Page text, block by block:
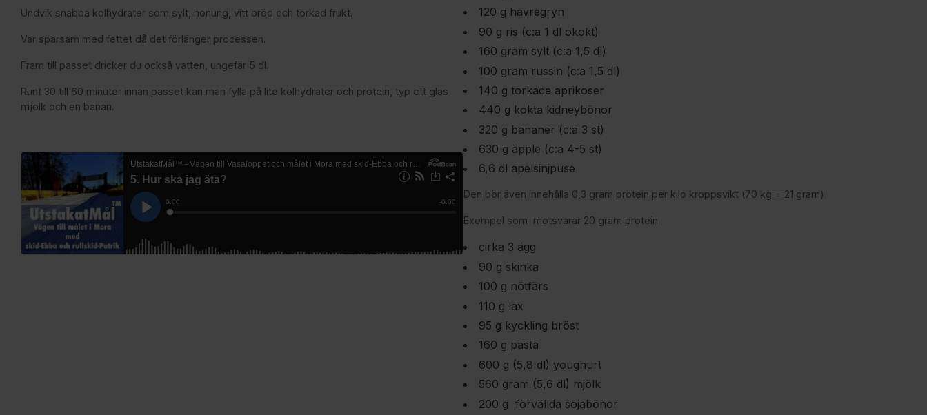
Undvik snabba kolhydrater som sylt, honung, vitt bröd och torkad frukt.
Var sparsam med fettet då det förlänger processen.
Fram till passet dricker du också vatten, ungefär 5 dl.
Runt 30 till 60 minuter innan passet kan man fylla på lite kolhydrater och protein, typ ett glas
mjölk och en banan.
120 g havregryn
90 g ris (c:a 1 dl okokt)
160 gram sylt (c:a 1,5 dl)
100 gram russin (c:a 1,5 dl)
140 g torkade aprikoser
440 g kokta kidneybönor
320 g bananer (c:a 3 st)
630 g äpple (c:a 4-5 st)
6,6 dl apelsinjpuse
Den bör även innehålla 0,3 gram protein per kilo kroppsvikt (70 kg = 21 gram)
Exempel som motsvarar 20 gram protein
cirka 3 ägg
90 g skinka
100 g nötfärs
110 g lax
95 g kyckling bröst
160 g pasta
600 g (5,8 dl) youghurt
560 gram (5,6 dl) mjölk
200 g förvällda sojabönor